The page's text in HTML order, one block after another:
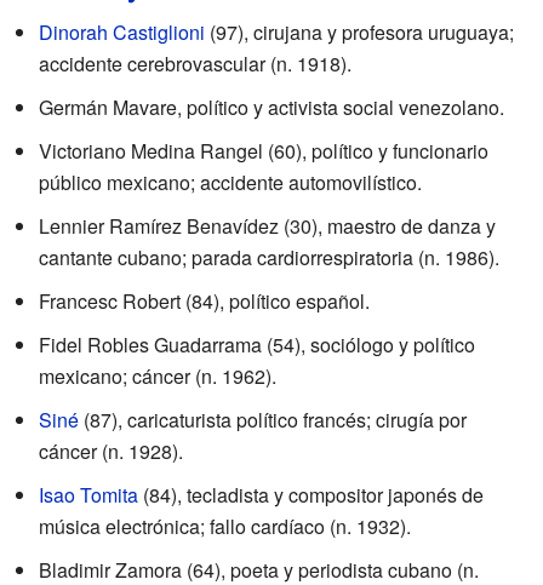
Dinorah Castiglioni (97), cirujana y profesora uruguaya;
accidente cerebrovascular (n. 1918).
Germán Mavare, político y activista social venezolano.
Victoriano Medina Rangel (60), político y funcionario
público mexicano; accidente automovilístico.
Lennier Ramírez Benavídez (30), maestro de danza y
cantante cubano; parada cardiorrespiratoria (n. 1986).
Francesc Robert (84), político español.
Fidel Robles Guadarrama (54), sociólogo y político
mexicano; cáncer (n. 1962).
Siné (87), caricaturista político francés; cirugía por
cáncer (n. 1928).
Isao Tomita (84), tecladista y compositor japonés de
música electrónica; fallo cardíaco (n. 1932).
Bladimir Zamora (64), poeta y periodista cubano (n.